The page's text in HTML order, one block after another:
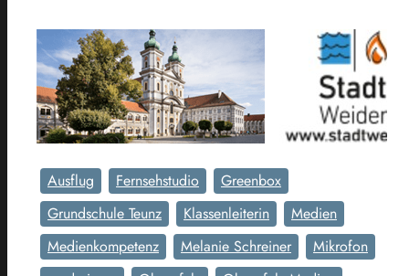
Ausflug Fernsehstudio
Greenbox
Grundschule Teunz
Klassenleiterin
Medien
Medienkompetenz
Melanie Schreiner
Mikrofon